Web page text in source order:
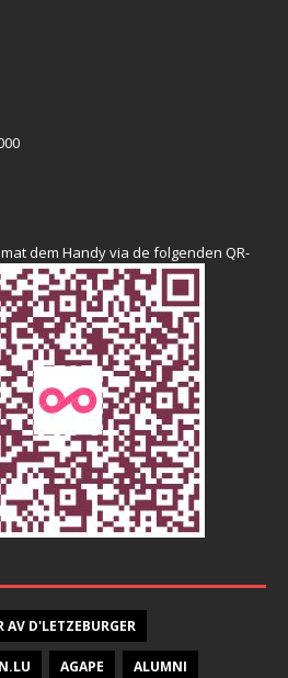
dem Handy via de folgenden QR-
AV D'LETZEBURGER
AGAPE ALUMNI